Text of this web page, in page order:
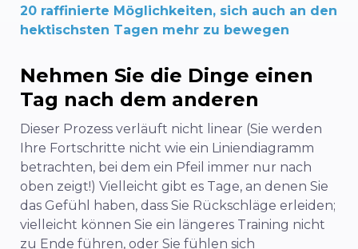
20 raffinierte Möglichkeiten, sich auch an den
hektischsten Tagen mehr zu bewegen
Nehmen Sie die Dinge einen
Tag nach dem anderen
Dieser Prozess verläuft nicht linear (Sie werden
Ihre Fortschritte nicht wie ein Liniendiagramm
betrachten, bei dem ein Pfeil immer nur nach
oben zeigt!) Vielleicht gibt es Tage, an denen Sie
das Gefühl haben, dass Sie Rückschläge erleiden;
vielleicht können Sie ein längeres Training nicht
zu Ende führen, oder Sie fühlen sich